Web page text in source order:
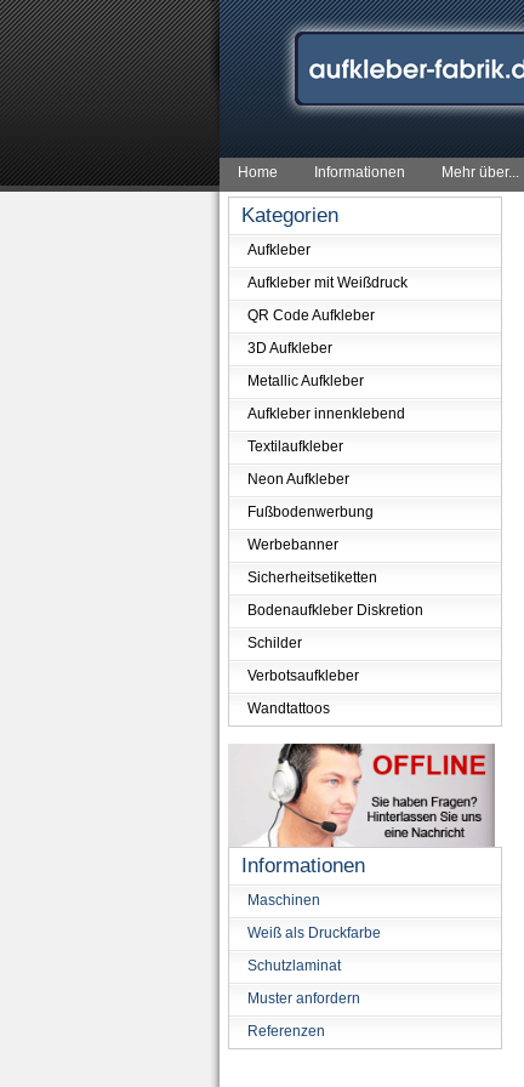
Kategorien
Aufkleber
Aufkleber mit Weißdruck
QR Code Aufkleber
3D Aufkleber
Metallic Aufkleber
Aufkleber innenklebend
Textilaufkleber
Neon Aufkleber
Fußbodenwerbung
Werbebanner
Sicherheitsetiketten
Bodenaufkleber Diskretion
Schilder
Verbotsaufkleber
Wandtattoos
Informationen
Maschinen
Weiß als Druckfarbe
Schutzlaminat
Muster anfordern
Referenzen
Home Informationen Mehr über...